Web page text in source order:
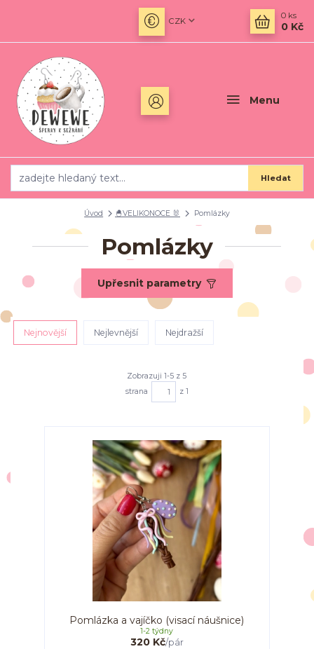
Menu
CZK
Hledat
0 ks
0 Kč
Úvod 🐣VELIKONOCE 🐰 Pomlázky
Pomlázky
Upřesnit parametry
Nejnovější Nejlevnější Nejdražší
Zobrazuji 1-5 z 5
strana
z 1
Pomlázka a vajíčko (visací náušnice)
320 Kč/pár
1-2 týdny